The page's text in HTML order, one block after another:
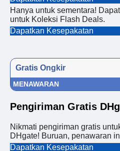
Hanya untuk sementara!
untuk Koleksi Flash Deals.
Dapatkan Kesepakatan
Gratis Ongkir
MENAWARAN
Pengiriman Gratis
Nikmati pengiriman gratis
DHgate! Buruan, penawaran
Dapatkan Kesepakatan